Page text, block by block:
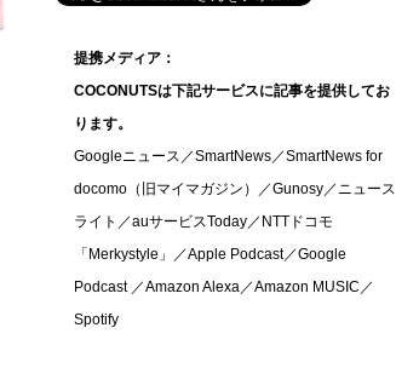
提携メディア：
COCONUTSは下記サービスに記事を提供してお
ります。
Googleニュース／SmartNews／SmartNews for
docomo（旧マイマガジン）／Gunosy／ニュース
ライト／auサービスToday／NTTドコモ
「Merkystyle」／Apple Podcast／Google
Podcast ／Amazon Alexa／Amazon MUSIC／
Spotify